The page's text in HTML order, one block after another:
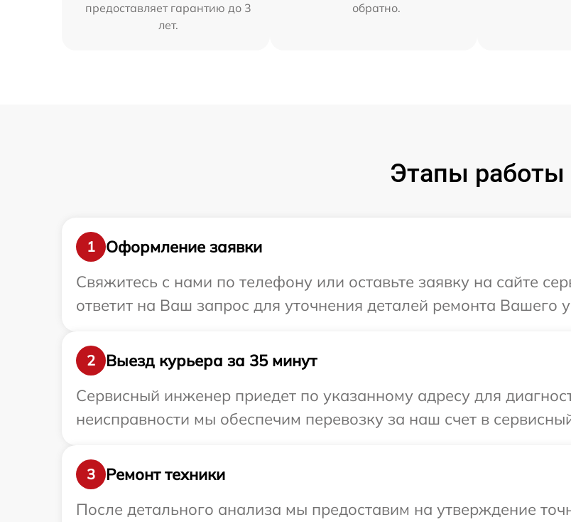
предоставляет гарантию до 3
лет.
обратно.
Этапы работы
1
Оформление заявки
Свяжитесь с нами по телефону или оставьте заявку на сайте
ответит на Ваш запрос для уточнения деталей ремонта Вашего
2
Выезд курьера за 35 минут
Сервисный инженер приедет по указанному адресу для
неисправности мы обеспечим перевозку за наш счет в
3
Ремонт техники
После детального анализа мы предоставим на утверждение